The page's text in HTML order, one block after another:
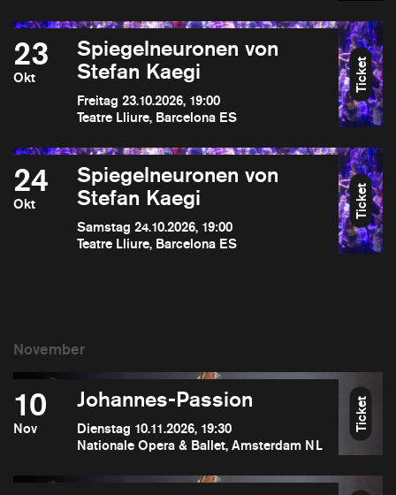
23
Okt
Spiegelneuronen von
Stefan Kaegi
Freitag 23.10.2026, 19:00
Teatre Lliure, Barcelona ES
Ticket
24
Okt
Spiegelneuronen von
Stefan Kaegi
Samstag 24.10.2026, 19:00
Teatre Lliure, Barcelona ES
Ticket
10
Nov
Johannes-Passion
Dienstag 10.11.2026, 19:30
Nationale Opera & Ballet, Amsterdam NL
Ticket